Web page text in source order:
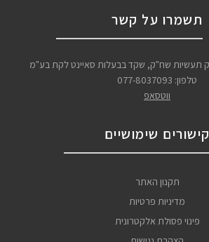
תשמרו על קשר
טלפון: 077-8037093
ווטסאפ
קישורים שימושיים
תקנון האתר
מדיניות פרטיות
פינוי פסולת אלקטרונית